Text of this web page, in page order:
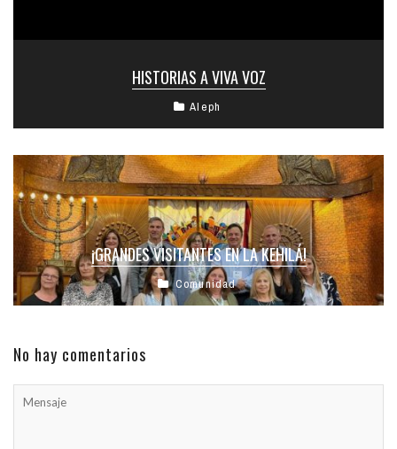
HISTORIAS A VIVA VOZ
Aleph
¡GRANDES VISITANTES EN LA KEHILÁ!
Comunidad
No hay comentarios